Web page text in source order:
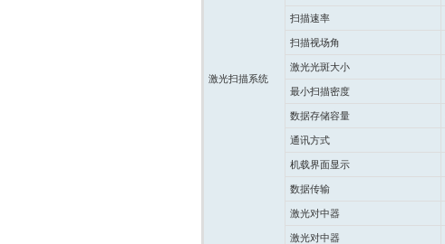
激光扫描系统
扫描速率
扫描视场角
激光光斑大小
最小扫描密度
数据存储容量
通讯方式
机载界面显示
数据传输
激光对中器
激光对中器